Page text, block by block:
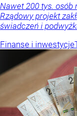
Nawet 200 tys. osób
Rządowy projekt
świadczeń i
Finanse i inwestycje